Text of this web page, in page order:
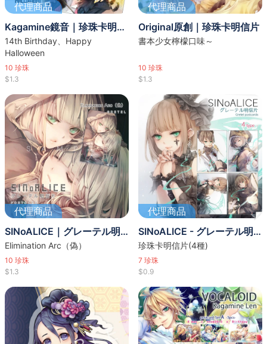
代理商品
Kagamine鏡音｜珍珠卡明信片
14th Birthday、Happy
Halloween
10 珍珠
$1.3
代理商品
Original原創｜珍珠卡明信片
書本少女檸檬口味～
10 珍珠
$1.3
代理商品
SINoALICE｜グレーテル明信片
Elimination Arc（偽）
10 珍珠
$1.3
代理商品
SINoALICE - グレーテル明信片
珍珠卡明信片(4種)
7 珍珠
$0.9